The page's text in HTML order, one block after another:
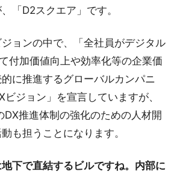
「D2スクエア」です。
ョンの中で、「全社員がデジタル
付加価値向上や効率化等の企業価
に推進するグローバルカンパニ
ジョン」を宣言していますが、
DX推進体制の強化のための人材開
も担うことになります。
下で直結するビルですね。内部に